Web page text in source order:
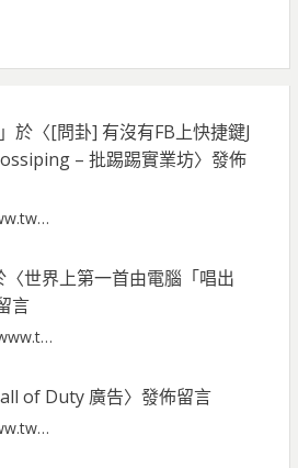
」於〈[問卦] 有沒有FB上快捷鍵J
– 批踢踢實業坊〉發佈
〈世界上第一首由電腦「唱出
言
of Duty 廣告〉發佈留言